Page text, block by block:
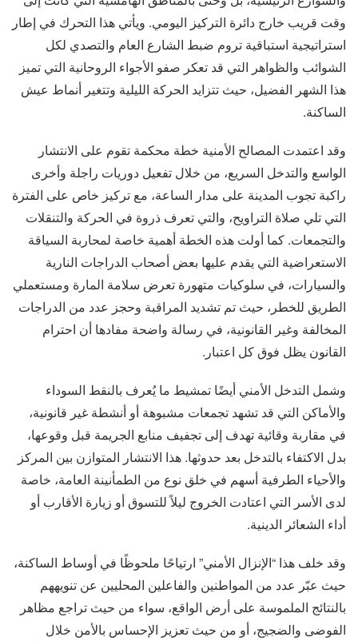
وقت قريب خارج دائرة التركيز اليومي. ويأتي هذا التحرك في إطار
استراتيجية استباقية تروم ضبط الشارع العام والتصدي لكل
الشوائب والظواهر التي قد تعكر صفو الأجواء الروحانية التي تميز
هذا الشهر الفضيل، حيث تتزايد الحركة الليلية وتتغير أنماط عيش
الساكنة.
وقد اعتمدت المصالح الأمنية خطة محكمة تقوم على الانتشار
الواسع والتدخل السريع، من خلال تفعيل دوريات راجلة وأخرى
راكبة تجوب المدينة على مدار الساعة، مع تركيز خاص على الفترة
التي تلي صلاة التراويح، والتي تعرف ذروة في الحركة والتنقلات
والتجمعات. كما أولت هذه الخطة أهمية خاصة لمحاربة السياقة
الاستعراضية التي يقدم عليها بعض أصحاب الدراجات النارية
والسيارات، في سلوكيات متهورة تعرض سلامة المارة ومستعملي
الطريق للخطر، حيث تم تشديد المراقبة وحجز عدد من الدراجات
المخالفة وغير القانونية، في رسالة واضحة مفادها أن احترام
القانون يظل فوق كل اعتبار.
وشمل التدخل الأمني أيضًا تمشيط ما يُعرف بالنقط السوداء
والأماكن التي قد تشهد تجمعات مشبوهة أو أنشطة غير قانونية،
في مقاربة وقائية تهدف إلى تجفيف منابع الجريمة قبل وقوعها،
بدل الاكتفاء بالتدخل بعد حدوثها. هذا الانتشار المتوازن بين المركز
والأحياء الطرفية أسهم في خلق نوع من الطمأنينة العامة، خاصة
لدى الأسر التي اعتادت الخروج ليلاً للتسوق أو زيارة الأقارب أو
أداء الشعائر الدينية.
وقد خلف هذا “الإنزال الأمني” ارتياحًا ملحوظًا في أوساط الساكنة،
حيث عبّر عدد من المواطنين والفاعلين المحليين عن تنويههم
بالنتائج الملموسة على أرض الواقع، سواء من حيث تراجع مظاهر
الفوضى والضجيج، أو من حيث تعزيز الإحساس بالأمن خلال